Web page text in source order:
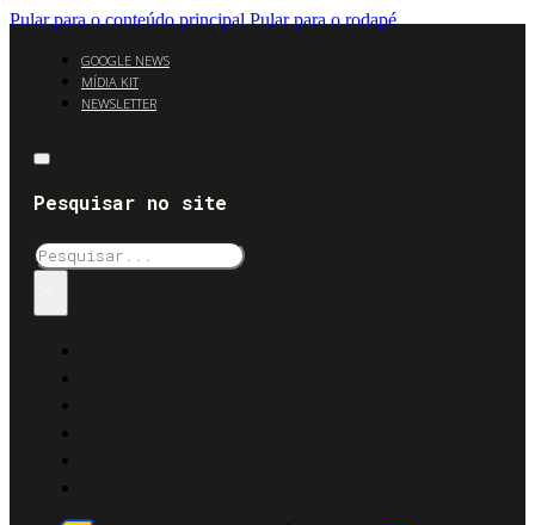
Pular para o conteúdo principal Pular para o rodapé
GOOGLE NEWS
MÍDIA KIT
NEWSLETTER
Pesquisar no site
Pesquisar